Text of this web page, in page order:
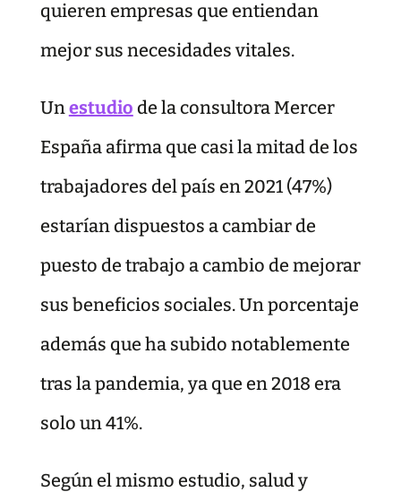
quieren empresas que entiendan
mejor sus necesidades vitales.
Un estudio de la consultora Mercer
España afirma que casi la mitad de los
trabajadores del país en 2021 (47%)
estarían dispuestos a cambiar de
puesto de trabajo a cambio de mejorar
sus beneficios sociales. Un porcentaje
además que ha subido notablemente
tras la pandemia, ya que en 2018 era
solo un 41%.
Según el mismo estudio, salud y